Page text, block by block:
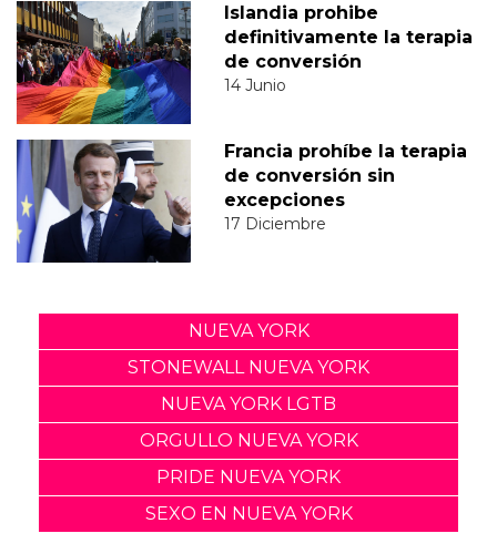
Islandia prohibe
definitivamente la terapia
de conversión
14 Junio
Francia prohíbe la terapia
de conversión sin
excepciones
17 Diciembre
NUEVA YORK
STONEWALL NUEVA YORK
NUEVA YORK LGTB
ORGULLO NUEVA YORK
PRIDE NUEVA YORK
SEXO EN NUEVA YORK